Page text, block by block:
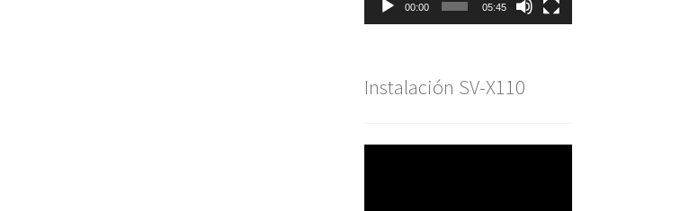
00:00 05:45
Instalación SV-X110